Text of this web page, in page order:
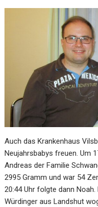
Auch das Krankenhaus
Neujahrsbabys freuen. Um
Andreas der Familie
2995 Gramm und war 54
20:44 Uhr folgte dann
Würdinger aus Landshut